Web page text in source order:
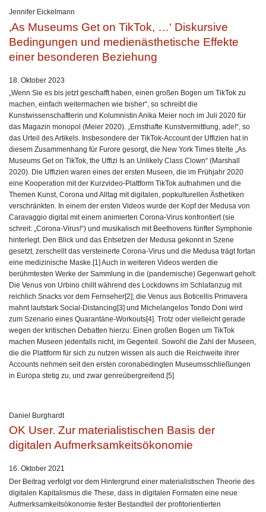
Jennifer Eickelmann
‚As Museums Get on TikTok, …‘ Diskursive
Bedingungen und medienästhetische Effekte
einer besonderen Beziehung
18. Oktober 2023
„Wenn Sie es bis jetzt geschafft haben, einen großen Bogen um TikTok zu
machen, einfach weitermachen wie bisher“, so schreibt die
Kunstwissenschaftlerin und Kolumnistin Anika Meier noch im Juli 2020 für
das Magazin monopol (Meier 2020). „Ernsthafte Kunstvermittlung, ade!“, so
das Urteil des Artikels. Insbesondere der TikTok-Account der Uffizien hat in
diesem Zusammenhang für Furore gesorgt, die New York Times titelte „As
Museums Get on TikTok, the Uffizi Is an Unlikely Class Clown“ (Marshall
2020). Die Uffizien waren eines der ersten Museen, die im Frühjahr 2020
eine Kooperation mit der Kurzvideo-Plattform TikTok aufnahmen und die
Themen Kunst, Corona und Alltag mit digitalen, popkulturellen Ästhetiken
verschränkten. In einem der ersten Videos wurde der Kopf der Medusa von
Caravaggio digital mit einem animierten Corona-Virus konfrontiert (sie
schreit: „Corona-Virus!“) und musikalisch mit Beethovens fünfter Symphonie
hinterlegt. Den Blick und das Entsetzen der Medusa gekonnt in Szene
gesetzt, zerschellt das versteinerte Corona-Virus und die Medusa trägt fortan
eine medizinische Maske.[1] Auch in weiteren Videos werden die
berühmtesten Werke der Sammlung in die (pandemische) Gegenwart geholt:
Die Venus von Urbino chillt während des Lockdowns im Schlafanzug mit
reichlich Snacks vor dem Fernseher[2]; die Venus aus Boticellis Primavera
mahnt lautstark Social-Distancing[3] und Michelangelos Tondo Doni wird
zum Szenario eines Quarantäne-Workouts[4]. Trotz oder vielleicht gerade
wegen der kritischen Debatten hierzu: Einen großen Bogen um TikTok
machen Museen jedenfalls nicht, im Gegenteil. Sowohl die Zahl der Museen,
die die Plattform für sich zu nutzen wissen als auch die Reichweite ihrer
Accounts nehmen seit den ersten coronabedingten Museumsschließungen
in Europa stetig zu, und zwar genreübergreifend.[5]
Daniel Burghardt
OK User. Zur materialistischen Basis der
digitalen Aufmerksamkeitsökonomie
16. Oktober 2021
Der Beitrag verfolgt vor dem Hintergrund einer materialistischen Theorie des
digitalen Kapitalismus die These, dass in digitalen Formaten eine neue
Aufmerksamkeitsökonomie fester Bestandteil der profitorientierten